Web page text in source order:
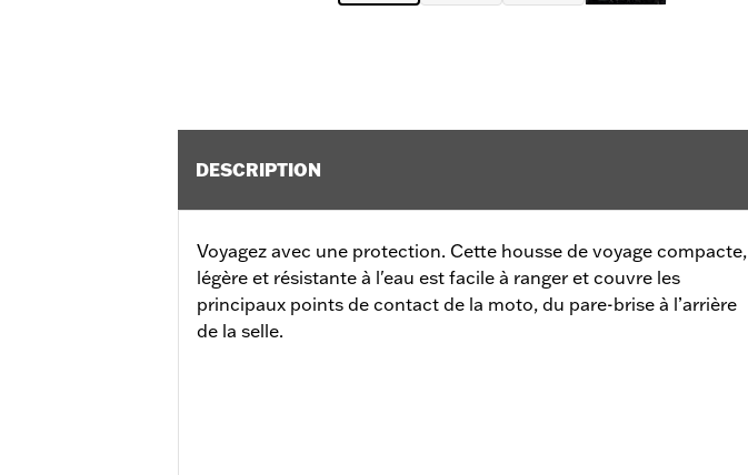
DESCRIPTION
Voyagez avec une protection. Cette housse de voyage compacte,
légère et résistante à l'eau est facile à ranger et couvre les
principaux points de contact de la moto, du pare-brise à l’arrière
de la selle.